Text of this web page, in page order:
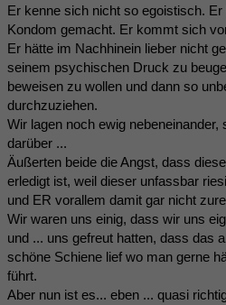
Er kenne sich nicht so egoistisch.
Kondom gemacht. Er kommt sich
Er hätte im Nachhinein lieber nicht
seinem psychischen Druck zu
beweisen zu wollen und dann so
durchzuziehen.
Wir lagen noch ewig
darüber ...
Äußerten beide die Angst, dass
erledigt ist, weil dieser unfassbar
und ER vorallem damit gar nicht
Wir waren uns einig, dass wir uns
und ... uns gefreut hatten, dass das
schöne Schiene lief wo man gerne
führt.
Aber nun ist es... eben ... quasi